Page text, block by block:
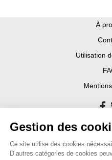
À
Utilisation
Gestion des
Ce site utilise des cookies
D’autres catégories de cookies